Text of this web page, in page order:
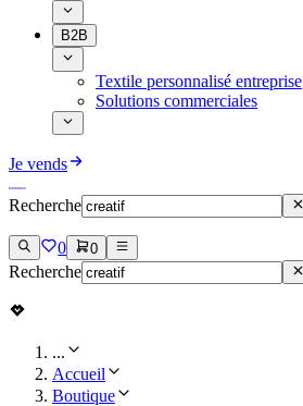
B2B
Textile personnalisé entreprise
Solutions commerciales
Je vends
Recherche
0 0
Recherche
...
Accueil
Boutique